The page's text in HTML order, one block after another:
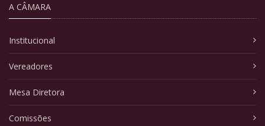
A CÂMARA
Institucional
Vereadores
Mesa Diretora
Comissões